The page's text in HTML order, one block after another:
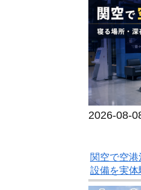
2026-08-
関空で空港
設備を実体